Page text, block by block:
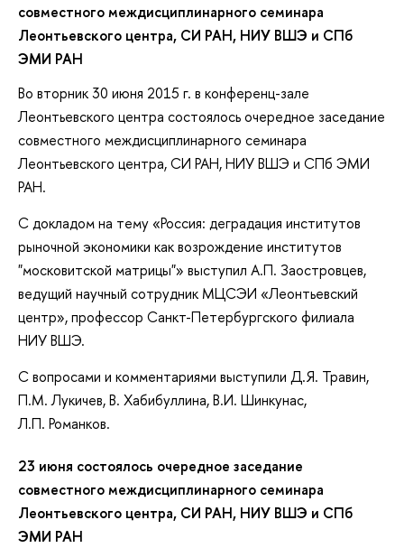
совместного междисциплинарного семинара
Леонтьевского центра, СИ РАН, НИУ ВШЭ и СПб
ЭМИ РАН
Во вторник 30 июня 2015 г. в конференц-зале
Леонтьевского центра состоялось очередное заседание
совместного междисциплинарного семинара
Леонтьевского центра, СИ РАН, НИУ ВШЭ и СПб ЭМИ
РАН.
С докладом на тему «Россия: деградация институтов
рыночной экономики как возрождение институтов
"московитской матрицы"» выступил А.П. Заостровцев,
ведущий научный сотрудник МЦСЭИ «Леонтьевский
центр», профессор Санкт-Петербургского филиала
НИУ ВШЭ.
С вопросами и комментариями выступили Д.Я. Травин,
П.М. Лукичев, В. Хабибуллина, В.И. Шинкунас,
Л.П. Романков.
23 июня состоялось очередное заседание
совместного междисциплинарного семинара
Леонтьевского центра, СИ РАН, НИУ ВШЭ и СПб
ЭМИ РАН